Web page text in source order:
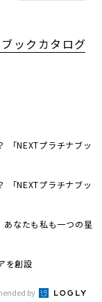
ックカタログ
「NEXTプラチナブッ
「NEXTプラチナブッ
なたも私も一つの星
を創設
by